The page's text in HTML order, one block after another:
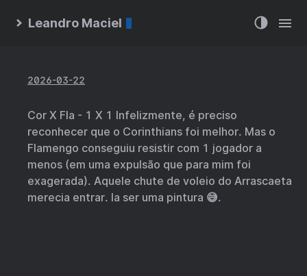
Leandro Maciel
2026-03-22
Cor X Fla - 1 X 1 Infelizmente, é preciso
reconhecer que o Corinthians foi melhor. Mas o
Flamengo conseguiu resistir com 1 jogador a
menos (em uma expulsão que para mim foi
exagerada). Aquele chute de voleio do Arrascaeta
merecia entrar. Ia ser uma pintura 😅.